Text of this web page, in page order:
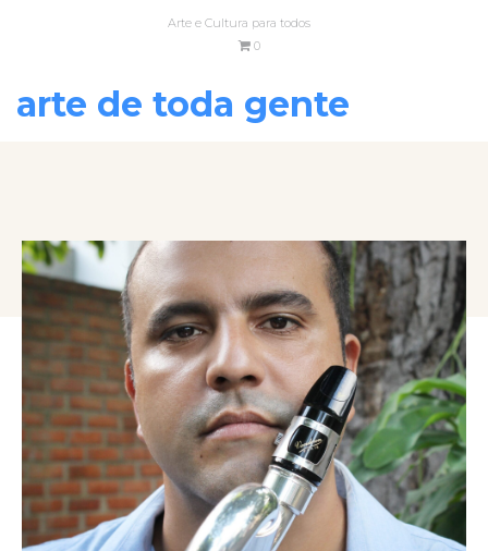
Arte e Cultura para todos
0
arte de toda gente
VOLTAR